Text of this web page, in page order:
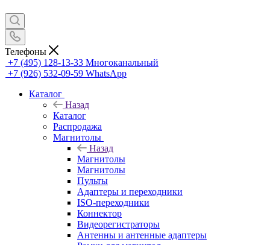
Телефоны
+7 (495) 128-13-33 Многоканальный
+7 (926) 532-09-59 WhatsApp
Каталог
Назад
Каталог
Распродажа
Магнитолы
Назад
Магнитолы
Магнитолы
Пульты
Адаптеры и переходники
ISO-переходники
Коннектор
Видеорегистраторы
Антенны и антенные адаптеры